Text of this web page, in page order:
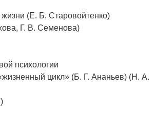
(Е. Б. Старовойтенко)
Г. В. Семенова)
психологии
цикл» (Б. Г. Ананьев) (Н. А.